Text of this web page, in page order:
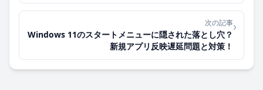
次の記事
Windows 11のスタートメニューに隠された落とし穴？
新規アプリ反映遅延問題と対策！
›